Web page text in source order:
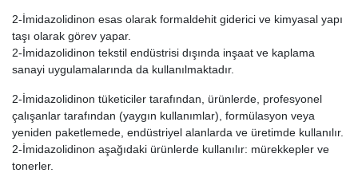
2-İmidazolidinon esas olarak formaldehit giderici ve kimyasal yapı
taşı olarak görev yapar.
2-İmidazolidinon tekstil endüstrisi dışında inşaat ve kaplama
sanayi uygulamalarında da kullanılmaktadır.
2-İmidazolidinon tüketiciler tarafından, ürünlerde, profesyonel
çalışanlar tarafından (yaygın kullanımlar), formülasyon veya
yeniden paketlemede, endüstriyel alanlarda ve üretimde kullanılır.
2-İmidazolidinon aşağıdaki ürünlerde kullanılır: mürekkepler ve
tonerler.